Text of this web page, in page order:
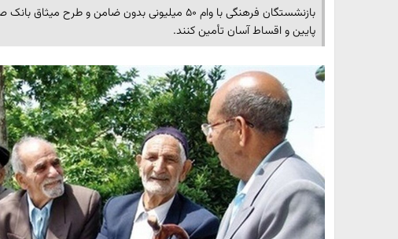
بازنشستگان فرهنگی با وام ۵۰ میلیونی بدون ضامن و
پایین و اقساط آسان تأمین کنند.